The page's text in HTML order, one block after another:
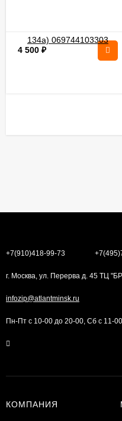
4 500 ₽
+7(910)418-99-73
г. Москва, ул. Перерва д. 45 ТЦ
infozip@atlantminsk.ru
Пн-Пт с 10-00 до 20-00, Сб с 11-
КОМПАНИЯ